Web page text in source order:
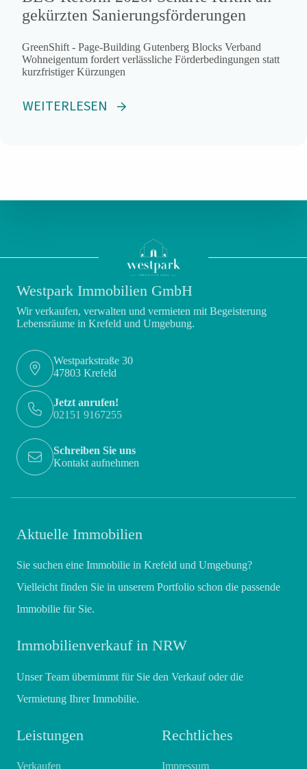
gekürzten Sanierungsförderungen
GreenShift - Page-Building Gutenberg Blocks Verband
Wohneigentum fordert verlässliche Förderbedingungen statt
kurzfristiger Kürzungen
WEITERLESEN
Westpark Immobilien GmbH
Wir verkaufen, verwalten und vermieten mit Begeisterung
Lebensräume in Krefeld und Umgebung.
Westparkstraße 30
47803 Krefeld
Jetzt anrufen!
02151 9167255
Schreiben Sie uns
Kontakt aufnehmen
Aktuelle Immobilien
Sie suchen eine Immobilie in Krefeld und Umgebung?
Vielleicht finden Sie in unserem Portfolio schon die passende
Immobilie für Sie.
Leistungen
Verkaufen
Immobilienverkauf in NRW
Unser Team übernimmt für Sie den Verkauf oder die
Vermietung Ihrer Immobilie.
Rechtliches
Impressum